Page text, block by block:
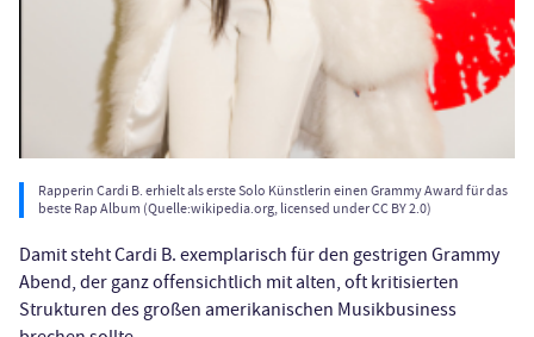
Rapperin Cardi B. erhielt als erste Solo Künstlerin einen Grammy Award für das
beste Rap Album (Quelle:wikipedia.org, licensed under CC BY 2.0)
Damit steht Cardi B. exemplarisch für den gestrigen Grammy
Abend, der ganz offensichtlich mit alten, oft kritisierten
Strukturen des großen amerikanischen Musikbusiness